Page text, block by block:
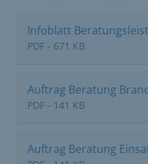
Infoblatt
PDF - 671 KB
Auftrag Beratung
PDF - 141 KB
Auftrag Beratung